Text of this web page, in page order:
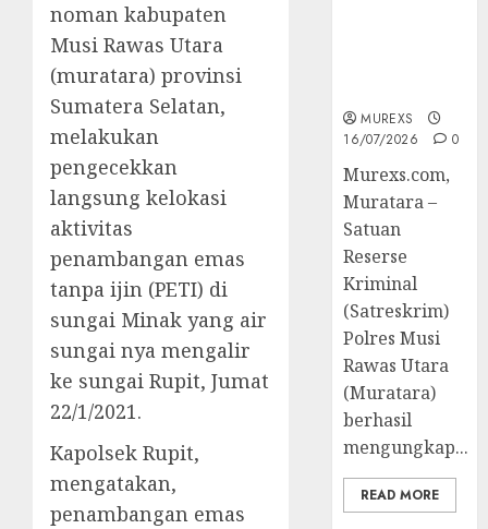
noman kabupaten
Musi Rawas Utara
(muratara) provinsi
Sumatera Selatan,
melakukan
pengecekkan
langsung kelokasi
aktivitas
penambangan emas
tanpa ijin (PETI) di
sungai Minak yang air
sungai nya mengalir
ke sungai Rupit, Jumat
22/1/2021.
Kapolsek Rupit,
mengatakan,
penambangan emas
MUREXS
16/07/2026
0
Murexs.com,
Muratara –
Satuan
Reserse
Kriminal
(Satreskrim)
Polres Musi
Rawas Utara
(Muratara)
berhasil
mengungkap...
READ MORE